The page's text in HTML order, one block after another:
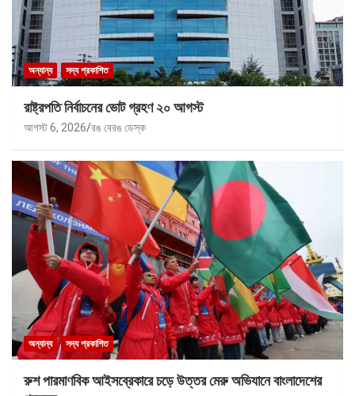
অন্যান্য সদ্য প্রকাশিত
রাষ্ট্রপতি নির্বাচনের ভোট গ্রহণ ২০ আগস্ট
আগস্ট 6, 2026 রঙ বেরঙ ডেস্ক
অন্যান্য সদ্য প্রকাশিত
রুশ পারমাণবিক আইসব্রেকারে চড়ে উত্তর মেরু অভিযানে বাংলাদেশের